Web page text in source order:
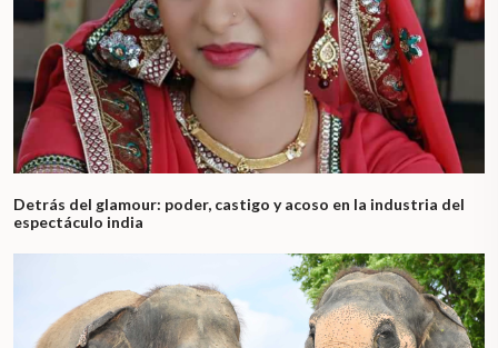
Detrás del glamour: poder, castigo y acoso en la industria del
espectáculo india